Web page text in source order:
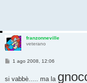
franzonneville
veterano
M
s
1 ago 2008, 12:06
si vabbè..... ma la